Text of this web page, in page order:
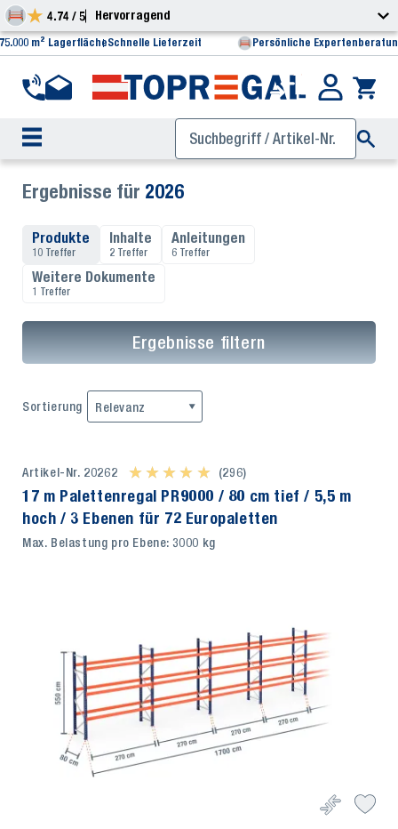
4.74 / 5 Hervorragend
m² LagerflächeSchnelle Lieferzeit Persönliche
Ergebnisse für 2026
Produkte
10 Treffer
Inhalte
2 Treffer
Anleitungen
6 Treffer
Weitere Dokumente
1 Treffer
Ergebnisse filtern
Sortierung Relevanz
Artikel-Nr. 20262 ★ ★ ★ ★ ★
★ ★ ★ ★ ★ (296)
17 m Palettenregal PR9000 / 80 cm tief / 5,5 m
hoch / 3 Ebenen für 72 Europaletten
Max. Belastung pro Ebene: 3000 kg